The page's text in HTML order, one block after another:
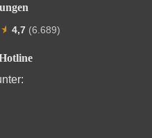
★
★ 4,7 (6.689)